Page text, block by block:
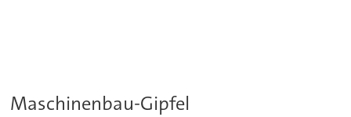
Maschinenbau-Gipfel